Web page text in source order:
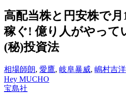
高配当株と円安株で月
稼ぐ! 億り人がやって
(秘)投資法
相場師朗, 愛鷹, 岐阜暴威, 嶋村吉洋
Hey MUCHO
宝島社